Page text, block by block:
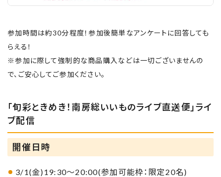
参加時間は約30分程度！参加後簡単なアンケートに回答しても
らえる！
※参加に際して強制的な商品購入などは一切ございませんの
で、ご安心してご参加ください。
「旬彩ときめき！南房総いいものライブ直送便」ライ
ブ配信
開催日時
3/1(金)19:30～20:00(参加可能枠：限定20名)